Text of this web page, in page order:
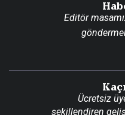
Editör
Ücretsiz
şekillendiren